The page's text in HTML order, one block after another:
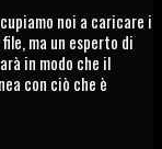
noi a caricare i
ma un esperto di
in modo che il
con ciò che è